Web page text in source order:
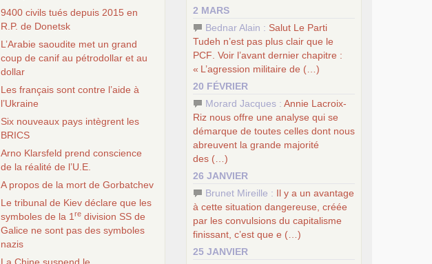
9400 civils tués depuis 2015 en
R.P. de Donetsk
L’Arabie saoudite met un grand
coup de canif au pétrodollar et au
dollar
Les français sont contre l’aide à
l’Ukraine
Six nouveaux pays intègrent les
BRICS
Arno Klarsfeld prend conscience
de la réalité de l’U.E.
A propos de la mort de Gorbatchev
Le tribunal de Kiev déclare que les
symboles de la 1 re division SS de
Galice ne sont pas des symboles
nazis
au débat sur le projet communiste
2 MARS
Bednar Alain : Salut Le Parti
Tudeh n’est pas plus clair que le
PCF . Voir l’avant dernier chapitre :
« L’agression militaire de (…)
20 FÉVRIER
Morard Jacques : Annie Lacroix-
Riz nous offre une analyse qui se
démarque de toutes celles dont nous
abreuvent la grande majorité
des (…)
26 JANVIER
Brunet Mireille : Il y a un avantage
à cette situation dangereuse, créée
par les convulsions du capitalisme
finissant, c’est que e (…)
25 JANVIER